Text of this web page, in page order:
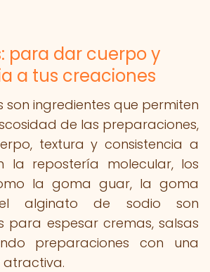
para dar cuerpo y
a tus creaciones
son ingredientes que permiten
de las preparaciones,
textura y consistencia a
la repostería molecular, los
la goma guar, la goma
alginato de sodio son
para espesar cremas, salsas
preparaciones con una
atractiva.